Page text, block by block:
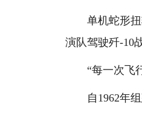
单机蛇形扭
演队驾驶歼-10
“每一次飞行
自1962年组